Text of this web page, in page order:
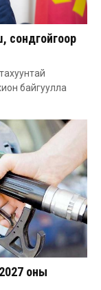
сондгойгоор
байгуулла
оны